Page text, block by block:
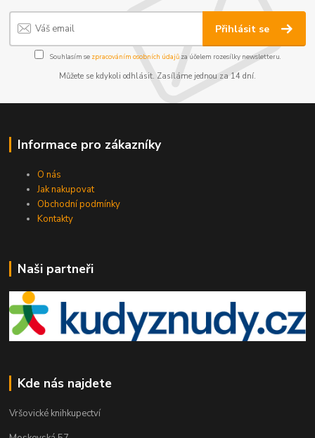
Přihlásit se
Souhlasím se zpracováním osobních údajůza účelem rozesílky newsletteru.
Můžete se kdykoli odhlásit. Zasíláme jednou za 14 dní.
Informace pro zákazníky
O nás
Jak nakupovat
Obchodní podmínky
Kontakty
Naši partneři
Kde nás najdete
Vršovické knihkupectví